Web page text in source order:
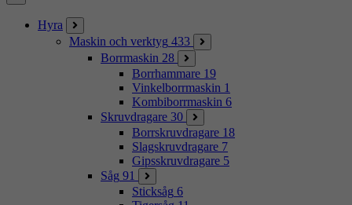
Stäng
Hyra
Maskin och verktyg 433
Borrmaskin 28
Borrhammare 19
Vinkelborrmaskin 1
Kombiborrmaskin 6
Skruvdragare 30
Borrskruvdragare 18
Slagskruvdragare 7
Gipsskruvdragare 5
Såg 91
Sticksåg 6